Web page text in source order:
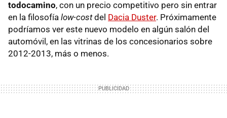
todocamino, con un precio competitivo pero sin entrar
en la filosofía low-costdel Dacia Duster. Próximamente
podríamos ver este nuevo modelo en algún salón del
automóvil, en las vitrinas de los concesionarios sobre
2012-2013, más o menos.